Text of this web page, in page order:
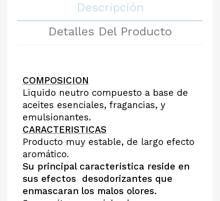
Descripción
Detalles Del Producto
COMPOSICION
Liquido neutro compuesto a base de
aceites esenciales, fragancias, y
emulsionantes.
CARACTERISTICAS
Producto muy estable, de largo efecto
aromático.
Su principal característica reside en
sus efectos
desodorizantes que
enmascaran los malos olores.